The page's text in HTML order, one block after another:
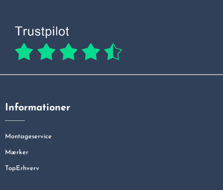
Informationer
Montageservice
Mærker
TopErhverv